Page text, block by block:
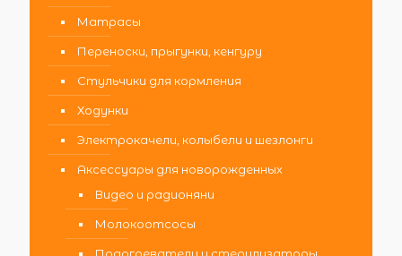
Матрасы
Переноски, прыгунки, кенгуру
Стульчики для кормления
Ходунки
Электрокачели, колыбели и шезлонги
Аксессуары для новорожденных
Видео и радионяни
Молокоотсосы
Подогреватели и стерилизаторы